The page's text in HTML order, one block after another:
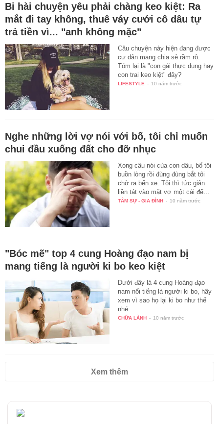
Bi hài chuyện yêu phải chàng keo kiệt: Ra
mắt đi tay không, thuê váy cưới cô dâu tự
trả tiền vì... "anh không mặc"
Câu chuyện này hiện đang được
cư dân mạng chia sẻ rầm rộ.
Tóm lại là "con gái thực dụng hay
con trai keo kiệt" đây?
LIFESTYLE - 10 năm trước
Nghe những lời vợ nói với bố, tôi chỉ muốn
chui đầu xuống đất cho đỡ nhục
Xong câu nói của con dâu, bố tôi
buồn lòng rồi đùng đùng bắt tôi
chở ra bến xe. Tôi thì tức giận
liền tát vào mặt vợ một cái để…
TÂM SỰ - GIA ĐÌNH - 10 năm trước
"Bóc mẽ" top 4 cung Hoàng đạo nam bị
mang tiếng là người ki bo keo kiệt
Dưới đây là 4 cung Hoàng đạo
nam nổi tiếng là người ki bo, hãy
xem vì sao họ lại ki bo như thế
nhé
CHỮA LÀNH - 10 năm trước
Xem thêm